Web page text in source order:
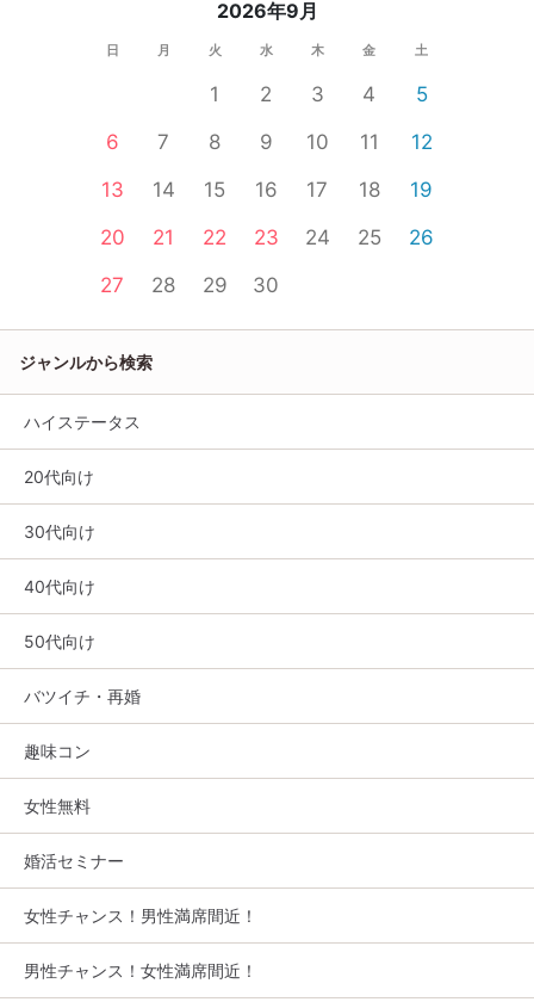
2026年9月
日 月 火 水 木 金 土
1 2 3 4
5
6
7 8 9 10 11
12
13
14 15 16 17 18
19
20
21 22 23 24 25
26
27
28 29 30
ジャンルから検索
ハイステータス
20代向け
30代向け
40代向け
50代向け
バツイチ・再婚
趣味コン
女性無料
婚活セミナー
女性チャンス！男性満席間近！
男性チャンス！女性満席間近！